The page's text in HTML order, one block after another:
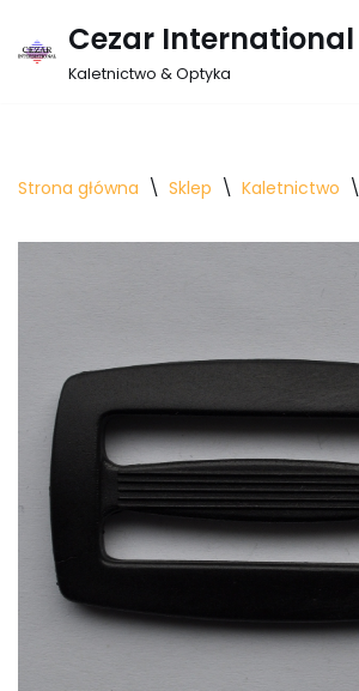
Przejdź
Cezar International
Kaletnictwo & Optyka
Strona główna \ Sklep \ Kaletnictwo \